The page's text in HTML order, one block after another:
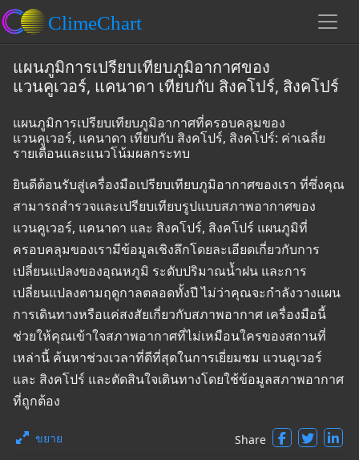
แผนภูมิการเปรียบเทียบภูมิอากาศของ
แวนคูเวอร์, แคนาดา เทียบกับ สิงคโปร์, สิงคโปร์
แผนภูมิการเปรียบเทียบภูมิอากาศที่ครอบคลุมของ
แวนคูเวอร์, แคนาดา เทียบกับ สิงคโปร์, สิงคโปร์: ค่าเฉลี่ย
รายเดือนและแนวโน้มผลกระทบ
ยินดีต้อนรับสู่เครื่องมือเปรียบเทียบภูมิอากาศของเรา ที่ซึ่งคุณ
สามารถสำรวจและเปรียบเทียบรูปแบบสภาพอากาศของ
แวนคูเวอร์, แคนาดา และ สิงคโปร์, สิงคโปร์ แผนภูมิที่
ครอบคลุมของเรามีข้อมูลเชิงลึกโดยละเอียดเกี่ยวกับการ
เปลี่ยนแปลงของอุณหภูมิ ระดับปริมาณน้ำฝน และการ
เปลี่ยนแปลงตามฤดูกาลตลอดทั้งปี ไม่ว่าคุณจะกำลังวางแผน
การเดินทางหรือแค่สงสัยเกี่ยวกับสภาพอากาศ เครื่องมือนี้
ช่วยให้คุณเข้าใจสภาพอากาศที่ไม่เหมือนใครของสถานที่
เหล่านี้ ค้นหาช่วงเวลาที่ดีที่สุดในการเยี่ยมชม แวนคูเวอร์
และ สิงคโปร์ และตัดสินใจเดินทางโดยใช้ข้อมูลสภาพอากาศ
ที่ถูกต้อง
ขยาย Share